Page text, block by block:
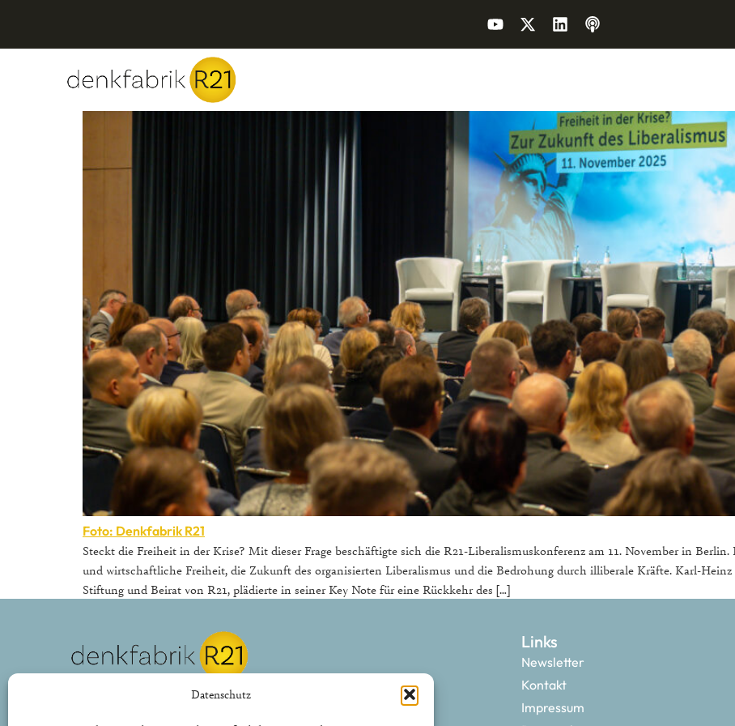
Datenschutz
Foto: Denkfabrik R21
Steckt die Freiheit in der Krise? Mit dieser Frage beschäftigte sich die R21-Liberalismuskonferenz am 11. November in
und wirtschaftliche Freiheit, die Zukunft des organisierten Liberalismus und die Bedrohung durch illiberale Kräfte. Karl-
Stiftung und Beirat von R21, plädierte in seiner Key Note für eine Rückkehr des […]
Links
Newsletter
Kontakt
Impressum